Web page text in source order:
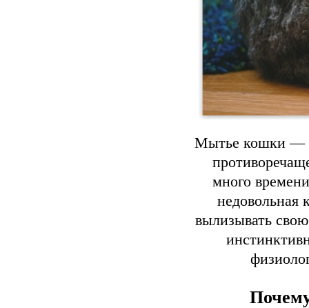
Мытье кошки —
много
недовольная
вылизывать